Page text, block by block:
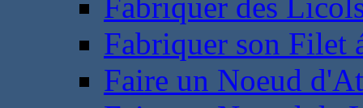
Fabriquer son Filet
Faire un Noeud